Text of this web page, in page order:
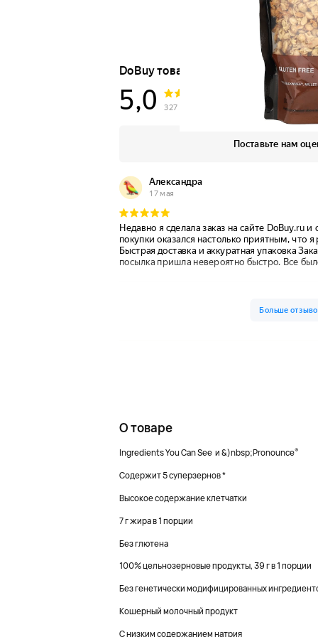
О товаре
Ingredients You Can See и &)nbsp;Pronounce®
Содержит 5 суперзернов *
Высокое содержание клетчатки
7 г жира в 1 порции
Без глютена
100% цельнозерновые продукты, 39 г в 1 порции
Без генетически модифицированных
Кошерный молочный продукт
С низким содержанием натрия